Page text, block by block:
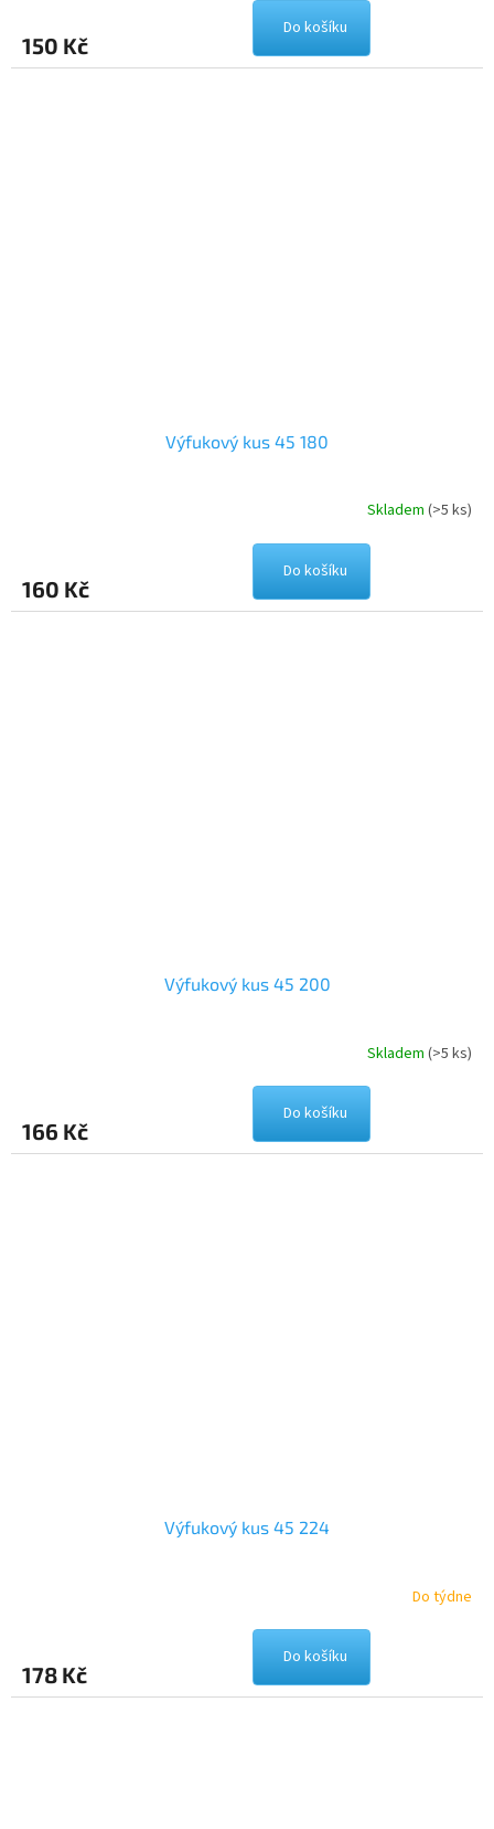
150 Kč
Do košíku
Výfukový kus 45 180
Skladem (>5 ks)
160 Kč
Do košíku
Výfukový kus 45 200
Skladem (>5 ks)
166 Kč
Do košíku
Výfukový kus 45 224
Do týdne
178 Kč
Do košíku